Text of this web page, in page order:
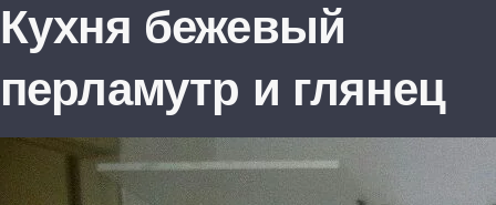
Кухня бежевый
перламутр и глянец